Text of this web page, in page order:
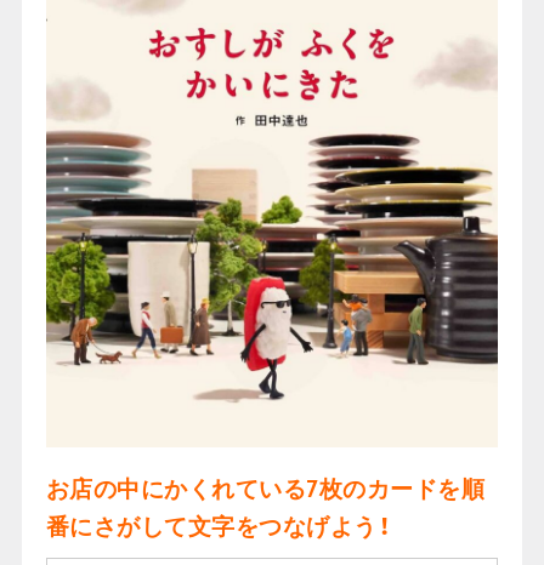
お店の中にかくれている7枚のカードを順
番にさがして文字をつなげよう！